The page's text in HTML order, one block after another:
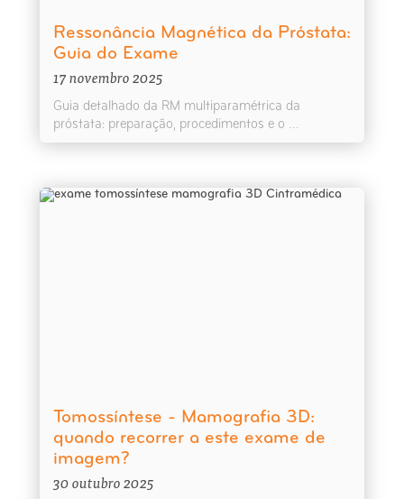
Ressonância Magnética da Próstata:
Guia do Exame
17 novembro 2025
Guia detalhado da RM multiparamétrica da
próstata: preparação, procedimentos e o ...
Tomossíntese - Mamografia 3D:
quando recorrer a este exame de
imagem?
30 outubro 2025